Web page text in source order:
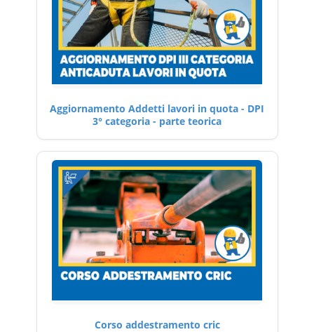
Aggiornamento Addetti lavori in quota - DPI
3° categoria - parte teorica
Corso addestramento cric